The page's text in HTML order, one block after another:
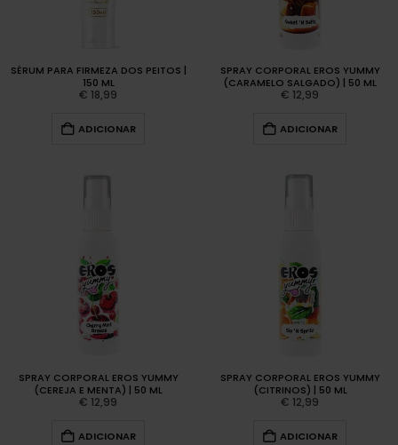
SÉRUM PARA FIRMEZA DOS PEITOS |
150 ML
€ 18,99
ADICIONAR
SPRAY CORPORAL EROS YUMMY
(CARAMELO SALGADO) | 50 ML
€ 12,99
ADICIONAR
SPRAY CORPORAL EROS YUMMY
(CEREJA E MENTA) | 50 ML
€ 12,99
ADICIONAR
SPRAY CORPORAL EROS YUMMY
(CITRINOS) | 50 ML
€ 12,99
ADICIONAR